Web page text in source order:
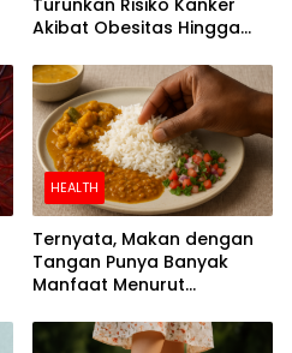
Turunkan Risiko Kanker
Akibat Obesitas Hingga
HEALTH
Ternyata, Makan dengan
Tangan Punya Banyak
Manfaat Menurut